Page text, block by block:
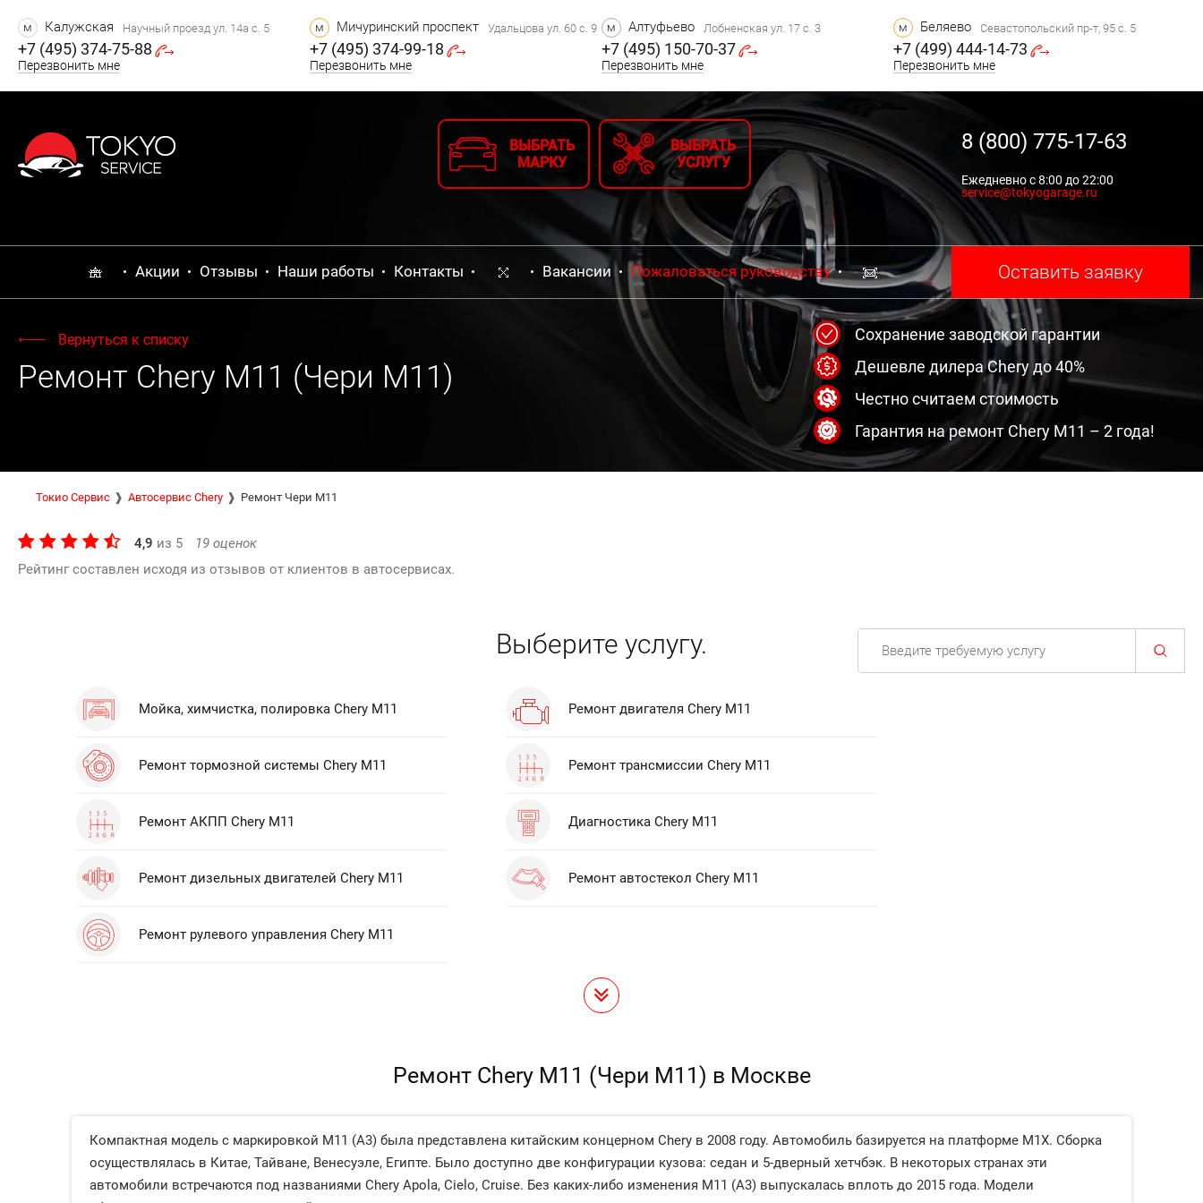
м Калужская Научный проезд ул. 14а с. 5
+7 (495) 374-75-88
Перезвонить мне
м Мичуринский проспект Удальцова ул. 60 с. 9
+7 (495) 374-99-18
Перезвонить мне
м Алтуфьево Лобненская ул. 17 с. 3
+7 (495) 150-70-37
Перезвонить мне
м Беляево Севастопольский пр-т, 95 с. 5
+7 (499) 444-14-73
Перезвонить мне
ВЫБРАТЬ
МАРКУ
ВЫБРАТЬ
УСЛУГУ
8 (800) 775-17-63
Ежедневно с 8:00 до 22:00
service@tokyogarage.ru
Акции Отзывы Наши работы Контакты Вакансии Пожаловаться руководству Оставить заявку
Вернуться к списку
Ремонт Chery M11 (Чери М11)
Сохранение заводской гарантии
Дешевле дилера Chery до 40%
Честно считаем стоимость
Гарантия на ремонт Chery M11 – 2 года!
Токио Сервис Автосервис Chery Ремонт Чери М11
4,9 из 5 19 оценок
Рейтинг составлен исходя из отзывов от клиентов в автосервисах.
Выберите услугу.
Мойка, химчистка, полировка Chery M11 Ремонт двигателя Chery M11
Ремонт тормозной системы Chery M11 Ремонт трансмиссии Chery M11
Ремонт АКПП Chery M11 Диагностика Chery M11
Ремонт дизельных двигателей Chery M11 Ремонт автостекол Chery M11
Ремонт рулевого управления Chery M11
Ремонт Chery M11 (Чери М11) в Москве
Компактная модель с маркировкой M11 (A3) была представлена китайским концерном Chery в 2008 году. Автомобиль базируется на платформе M1X. Сборка
осуществлялась в Китае, Тайване, Венесуэле, Египте. Было доступно две конфигурации кузова: седан и 5-дверный хетчбэк. В некоторых странах эти
автомобили встречаются под названиями Chery Apola, Cielo, Cruise. Без каких-либо изменения M11 (A3) выпускалась вплоть до 2015 года. Модели